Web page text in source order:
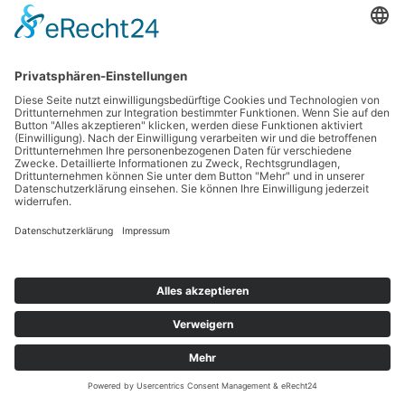
Copyright © 2026 Werbetechnik Stumpf | Lauestraße 14 | 63741 Aschaffenburg |
Telefon: 06021-8 75 03 |Mail|Impressum|Datenschutz